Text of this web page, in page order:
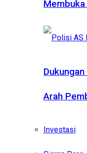
Arah
Investasi